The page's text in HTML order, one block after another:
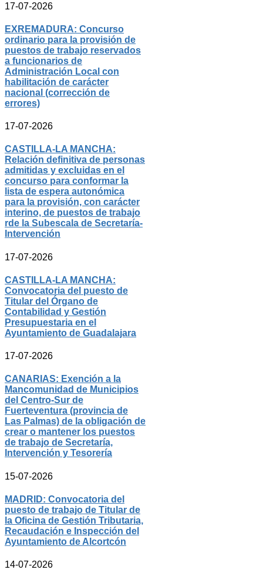
17-07-2026
EXREMADURA: Concurso
ordinario para la provisión de
puestos de trabajo reservados
a funcionarios de
Administración Local con
habilitación de carácter
nacional (corrección de
errores)
17-07-2026
CASTILLA-LA MANCHA:
Relación definitiva de personas
admitidas y excluidas en el
concurso para conformar la
lista de espera autonómica
para la provisión, con carácter
interino, de puestos de trabajo
rde la Subescala de Secretaría-
Intervención
17-07-2026
CASTILLA-LA MANCHA:
Convocatoria del puesto de
Titular del Órgano de
Contabilidad y Gestión
Presupuestaria en el
Ayuntamiento de Guadalajara
17-07-2026
CANARIAS: Exención a la
Mancomunidad de Municipios
del Centro-Sur de
Fuerteventura (provincia de
Las Palmas) de la obligación de
crear o mantener los puestos
de trabajo de Secretaría,
Intervención y Tesorería
15-07-2026
MADRID: Convocatoria del
puesto de trabajo de Titular de
la Oficina de Gestión Tributaria,
Recaudación e Inspección del
Ayuntamiento de Alcortcón
14-07-2026